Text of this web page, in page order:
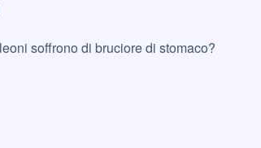
soffrono di bruciore di stomaco?